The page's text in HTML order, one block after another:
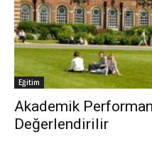
Eğitim
Akademik
Değerlendirilir